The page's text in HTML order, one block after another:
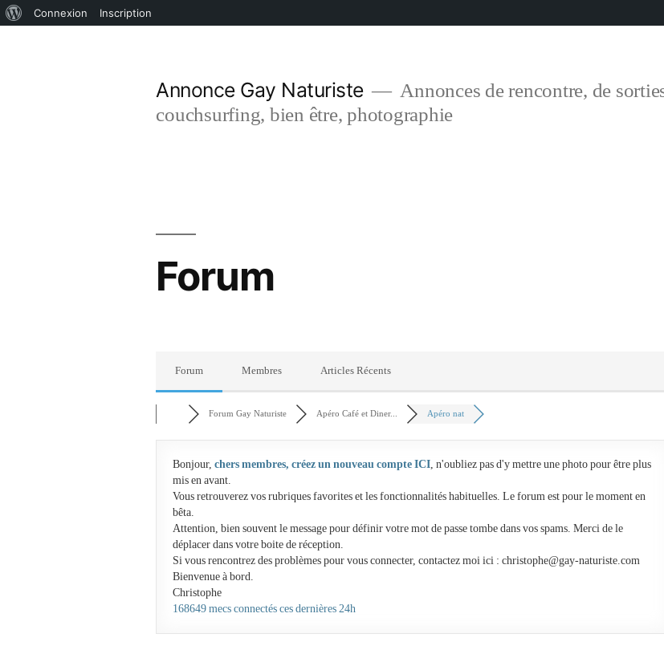
Connexion Inscription
Annonce Gay Naturiste
Annonces de rencontre, de
couchsurfing, bien être, photographie
Forum
Forum Membres Articles Récents
Forum Gay Naturiste Apéro Café et Diner... Apéro nat
Bonjour,chers membres, créez un nouveau compte ICI, n'oubliez pas d'y mettre une photo pour être plus
mis en avant.
Vous retrouverez vos rubriques favorites et les fonctionnalités habituelles. Le forum est pour le moment en
bêta.
Attention, bien souvent le message pour définir votre mot de passe tombe dans vos spams. Merci de le
déplacer dans votre boite de réception.
Si vous rencontrez des problèmes pour vous connecter, contactez moi ici : christophe@gay-naturiste.com
Bienvenue à bord.
Christophe
168649 mecs connectés ces dernières 24h